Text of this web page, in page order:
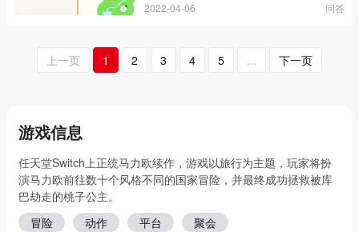
2022-04-06 问答
上一页 1 2 3 4 5 ... 下一页
游戏信息
任天堂Switch上正统马力欧续作，游戏以旅行为主题，玩家将扮
演马力欧前往数十个风格不同的国家冒险，并最终成功拯救被库
巴劫走的桃子公主。
冒险
动作 平台 聚会